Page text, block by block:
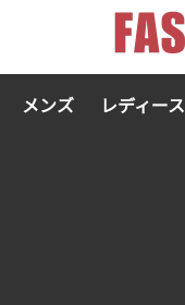
メンズ レディース